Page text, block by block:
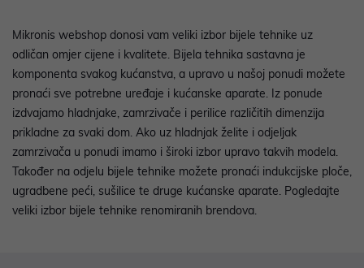
Mikronis webshop donosi vam veliki izbor bijele tehnike uz
odličan omjer cijene i kvalitete. Bijela tehnika sastavna je
komponenta svakog kućanstva, a upravo u našoj ponudi možete
pronaći sve potrebne uređaje i kućanske aparate. Iz ponude
izdvajamo hladnjake, zamrzivače i perilice različitih dimenzija
prikladne za svaki dom. Ako uz hladnjak želite i odjeljak
zamrzivača u ponudi imamo i široki izbor upravo takvih modela.
Također na odjelu bijele tehnike možete pronaći indukcijske ploče,
ugradbene peći, sušilice te druge kućanske aparate. Pogledajte
veliki izbor bijele tehnike renomiranih brendova.